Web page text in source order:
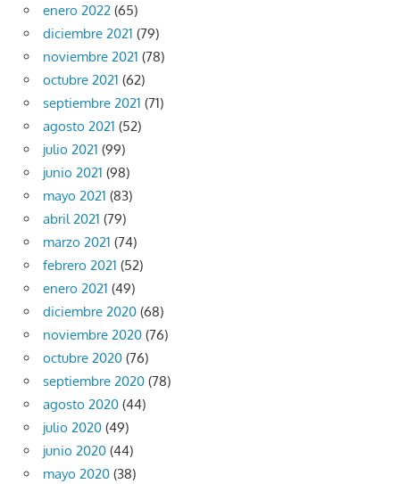
enero 2022 (65)
diciembre 2021 (79)
noviembre 2021 (78)
octubre 2021 (62)
septiembre 2021 (71)
agosto 2021 (52)
julio 2021 (99)
junio 2021 (98)
mayo 2021 (83)
abril 2021 (79)
marzo 2021 (74)
febrero 2021 (52)
enero 2021 (49)
diciembre 2020 (68)
noviembre 2020 (76)
octubre 2020 (76)
septiembre 2020 (78)
agosto 2020 (44)
julio 2020 (49)
junio 2020 (44)
mayo 2020 (38)